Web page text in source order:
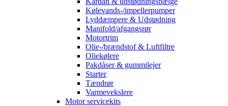
Kølevands-/impellerpumper
Lyddæmpere & Udstødning
Manifold/afgangsrør
Motortrim
Olie-/brændstof & Luftfiltre
Oliekølere
Pakdåser & gummilejer
Starter
Tændrør
Varmevekslere
Motor servicekits